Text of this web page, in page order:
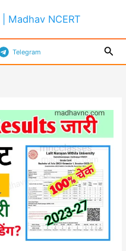
Madhav NCERT
Telegram